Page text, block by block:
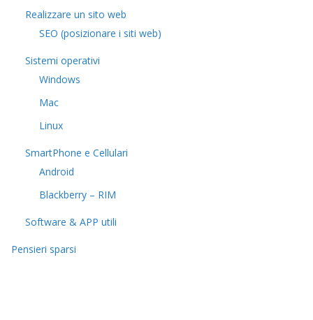
Realizzare un sito web
SEO (posizionare i siti web)
Sistemi operativi
Windows
Mac
Linux
SmartPhone e Cellulari
Android
Blackberry – RIM
Software & APP utili
Pensieri sparsi